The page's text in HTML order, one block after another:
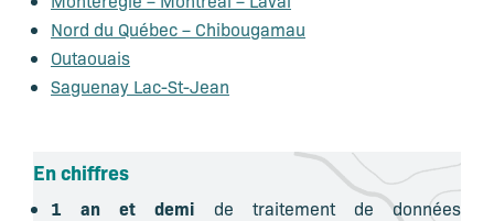
Nord du Québec – Chibougamau
Outaouais
Saguenay Lac-St-Jean
En chiffres
1 an et demi de traitement de données